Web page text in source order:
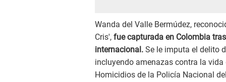
Wanda del Valle Bermúdez,
Cris', fue capturada en Colombia
internacional. Se le imputa el delito
incluyendo amenazas contra la vida
Homicidios de la Policía Nacional